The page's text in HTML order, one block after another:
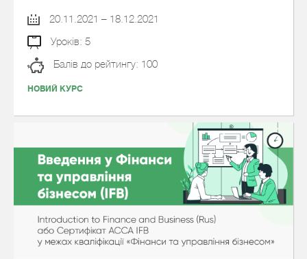
20.11.2021 – 18.12.2021
Уроків: 5
Балів до рейтингу: 100
НОВИЙ КУРС